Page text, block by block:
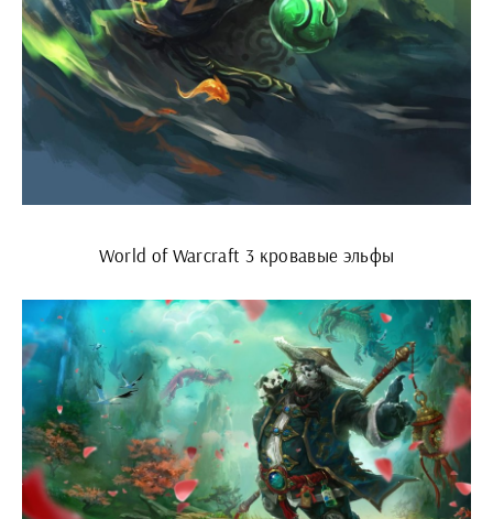
World of Warcraft 3 кровавые эльфы